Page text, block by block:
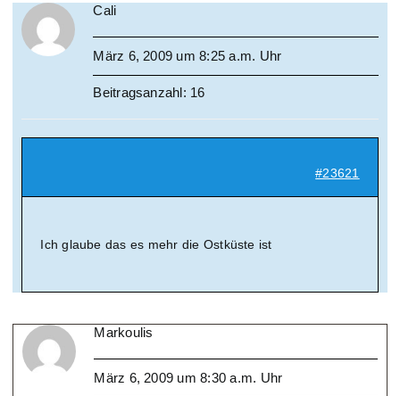
Cali
März 6, 2009 um 8:25 a.m. Uhr
Beitragsanzahl: 16
#23621
Ich glaube das es mehr die Ostküste ist
Markoulis
März 6, 2009 um 8:30 a.m. Uhr